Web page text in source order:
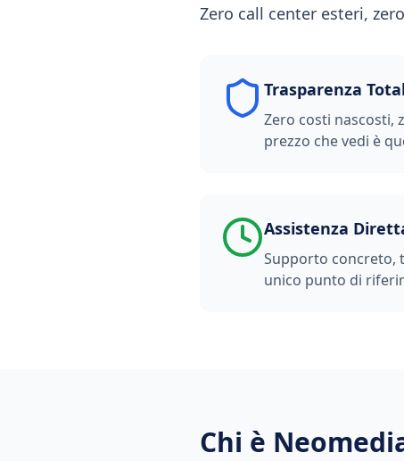
Zero call center esteri,
Trasparenza
Zero costi nascosti,
prezzo che vedi è
Assistenza
Supporto concreto,
unico punto di
Chi è